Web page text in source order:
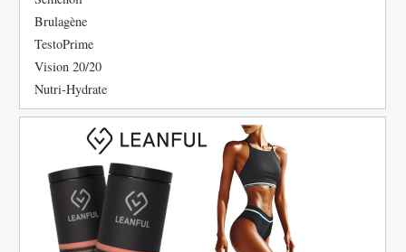
Brulagène
TestoPrime
Vision 20/20
Nutri-Hydrate